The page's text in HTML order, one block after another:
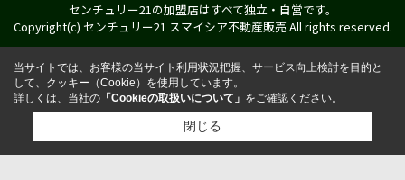
センチュリー21の加盟店はすべて独立・自営です。
Copyright(c) センチュリー21 スマイシア不動産販売 All rights reserved.
当サイトでは、お客様の当サイト利用状況把握、サービス向上検討を目的と
して、クッキー（Cookie）を使用しています。
詳しくは、当社の 「Cookieの取扱いについて」 をご確認ください。
閉じる